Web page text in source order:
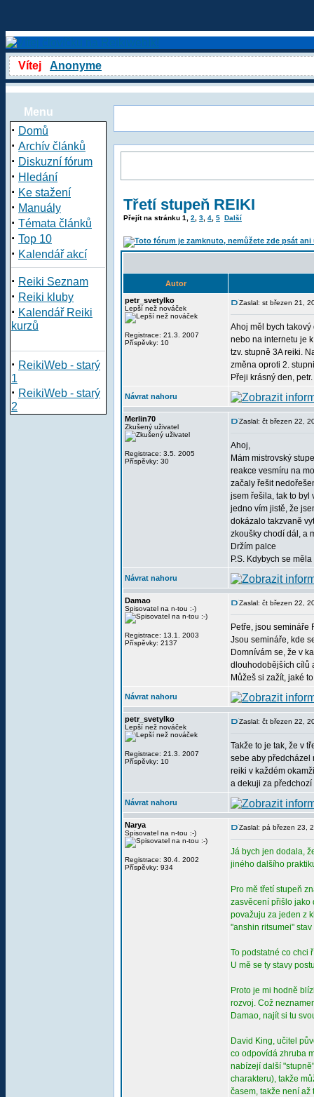
Vítej Anonyme
Menu
· Domů
· Archív článků
· Diskuzní fórum
· Hledání
· Ke stažení
· Manuály
· Témata článků
· Top 10
· Kalendář akcí
· Reiki Seznam
· Reiki kluby
· Kalendář Reiki
kurzů
· ReikiWeb - starý
1
· ReikiWeb - starý
2
Třetí stupeň REIKI
Přejít na stránku 1 2 3 4 5 Další
Autor
petr_svetylko
Lepší než nováček
Registrace: 21.3. 2007
Příspěvky: 10
Zaslal: st březen 21,
Ahoj měl bych
nebo na internetu je
tzv. stupně 3A reiki.
změna oproti 2.
Přeji krásný den, petr.
Návrat nahoru
Merlin70
Zkušený uživatel
Registrace: 3.5. 2005
Příspěvky: 30
Zaslal: čt březen 22,
Ahoj,
Mám mistrovský
reakce vesmíru na
začaly řešit
jsem řešila, tak to byl
jedno vím jistě, že
dokázalo takzvaně
zkoušky chodí dál, a
Držím palce
P.S. Kdybych se
Návrat nahoru
Damao
Spisovatel na n-tou :-)
Registrace: 13.1. 2003
Příspěvky: 2137
Zaslal: čt březen 22,
Petře, jsou semináře
Jsou semináře, kde
Domnívám se, že v
dlouhodobějších cílů
Můžeš si zažít, jaké
Návrat nahoru
petr_svetylko
Lepší než nováček
Registrace: 21.3. 2007
Příspěvky: 10
Zaslal: čt březen 22,
Takže to je tak, že v
sebe aby předcházel
reiki v každém
a dekuji za
Návrat nahoru
Narya
Spisovatel na n-tou :-)
Registrace: 30.4. 2002
Příspěvky: 934
Zaslal: pá březen 23,
Já bych jen dodala,
jiného dalšího
Pro mě třetí stupeň
zasvěcení přišlo jako
považuju za jeden z
"anshin ritsumei"
To podstatné co chci
U mě se ty stavy
Proto je mi hodně
rozvoj. Což
Damao, najít si tu
David King, učitel
co odpovídá zhruba
nabízejí další
charakteru), takže
časem, takže není až